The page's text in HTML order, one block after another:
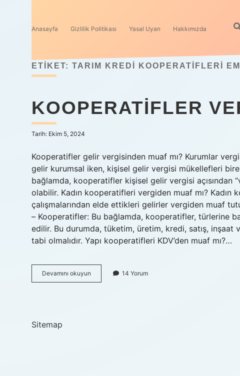
Anasayfa Gizlilik Politikası Yasal Uyarı Hakkımızda
ETIKET: TARIM KREDI KOOPERATIFLERI
KOOPERATIFLER
Tarih: Ekim 5, 2024
Kooperatifler gelir vergisinden muaf mı? Kurumlar
gelir kurumsal iken, kişisel gelir vergisi mükellefleri
bağlamda, kooperatifler kişisel gelir vergisi açısından
olabilir. Kadın kooperatifleri vergiden muaf mı? Kadın
çalışmalarından elde ettikleri gelirler vergiden muaf
– Kooperatifler: Bu bağlamda, kooperatifler, türlerine
edilir. Bu durumda, tüketim, üretim, kredi, satış,
tabi olmalıdır. Yapı kooperatifleri KDV’den muaf mı?…
Devamını okuyun Kooperatifler
Vergiden
14 Yorum
Sitemap